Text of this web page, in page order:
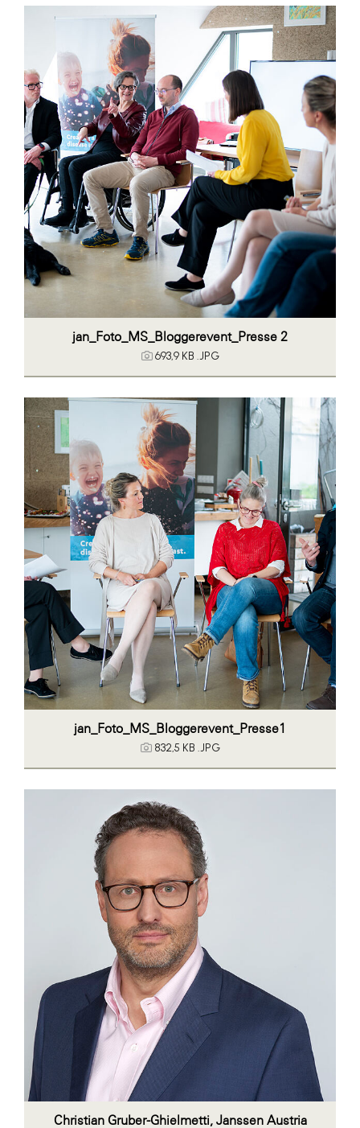
jan_Foto_MS_Bloggerevent_Presse 2
693,9 KB .JPG
jan_Foto_MS_Bloggerevent_Presse1
832,5 KB .JPG
Christian Gruber-Ghielmetti, Janssen Austria